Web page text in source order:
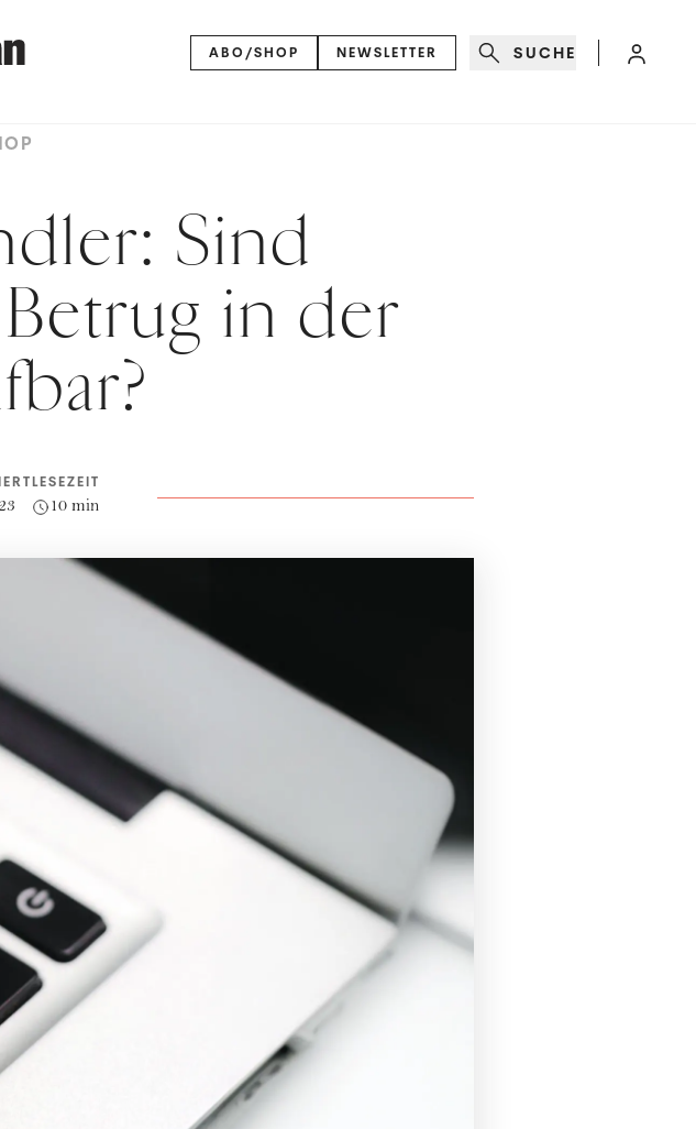
ABO/SHOP NEWSLETTER SUCHE
Sind
in der
LESEZEIT
10 min